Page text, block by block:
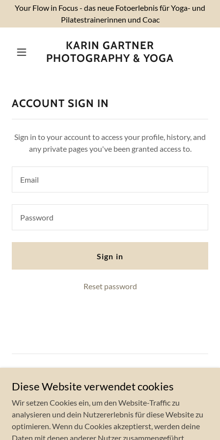
Your Flow in Focus - das neue Fotoerlebnis für Yoga- und
Pilatestrainerinnen und Coac
KARIN GARTNER
PHOTOGRAPHY & YOGA
ACCOUNT SIGN IN
Sign in to your account to access your profile, history, and
any private pages you've been granted access to.
Sign in
Reset password
Rights Reserved.
Datenschutzerklärung
YOUR FLOW in FOCUS
Impressum / Kontakt
Diese Website verwendet cookies
Wir setzen Cookies ein, um den Website-Traffic zu
analysieren und dein Nutzererlebnis für diese Website zu
optimieren. Wenn du Cookies akzeptierst, werden deine
Daten mit denen anderer Nutzer zusammengeführt.